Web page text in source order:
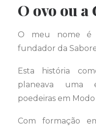
O ovo ou a
O meu nome é
fundador da
Esta história
planeava uma
poedeiras em
Com formação